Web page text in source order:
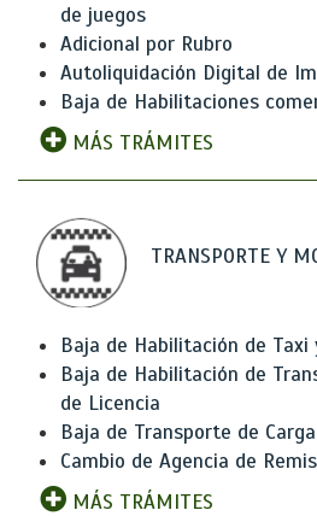
de juegos
Adicional por Rubro
Autoliquidación Digital de
Baja de Habilitaciones
MÁS TRÁMITES
TRANSPORTE Y
Baja de Habilitación de Taxi
Baja de Habilitación de
de Licencia
Baja de Transporte de Carga
Cambio de Agencia de
MÁS TRÁMITES